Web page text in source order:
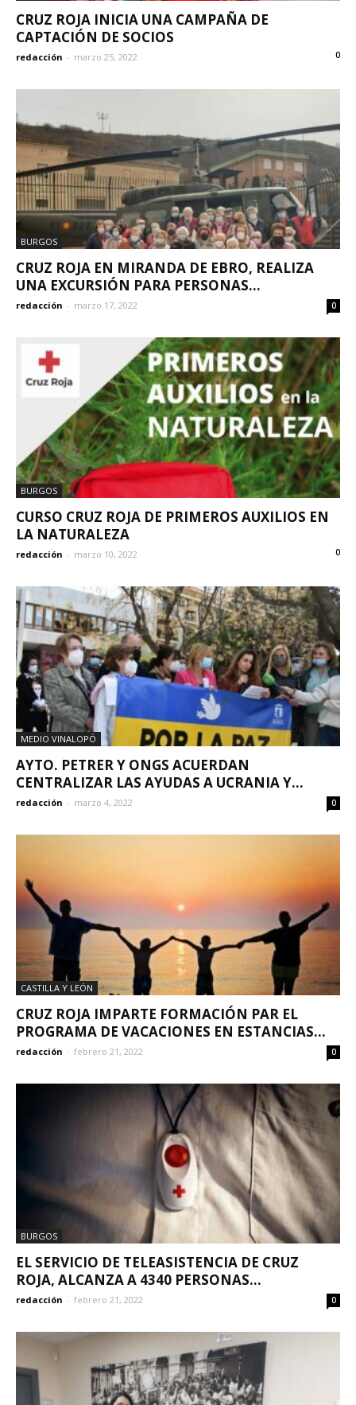
CRUZ ROJA INICIA UNA CAMPAÑA DE
CAPTACIÓN DE SOCIOS
redacción - marzo 25, 2022 0
BURGOS
CRUZ ROJA EN MIRANDA DE EBRO, REALIZA
UNA EXCURSIÓN PARA PERSONAS...
redacción - marzo 17, 2022 0
BURGOS
CURSO CRUZ ROJA DE PRIMEROS AUXILIOS EN
LA NATURALEZA
redacción - marzo 10, 2022 0
MEDIO VINALOPÓ
AYTO. PETRER Y ONGS ACUERDAN
CENTRALIZAR LAS AYUDAS A UCRANIA Y...
redacción - marzo 4, 2022 0
CASTILLA Y LEÓN
CRUZ ROJA IMPARTE FORMACIÓN PAR EL
PROGRAMA DE VACACIONES EN ESTANCIAS...
redacción - febrero 21, 2022 0
BURGOS
EL SERVICIO DE TELEASISTENCIA DE CRUZ
ROJA, ALCANZA A 4340 PERSONAS...
redacción - febrero 21, 2022 0